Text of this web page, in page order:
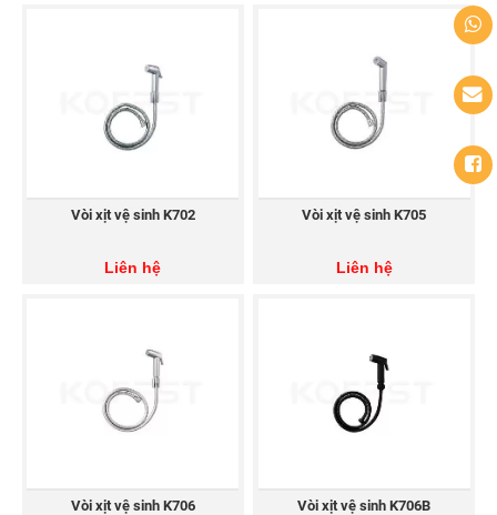
Vòi xịt vệ sinh K702
Liên hệ
Vòi xịt vệ sinh K705
Liên hệ
Vòi xịt vệ sinh K706 Vòi xịt vệ sinh K706B